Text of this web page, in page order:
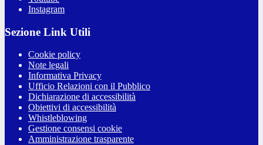
Instagram
Sezione Link Utili
Cookie policy
Note legali
Informativa Privacy
Ufficio Relazioni con il Pubblico
Dichiarazione di accessibilità
Obiettivi di accessibilità
Whistleblowing
Gestione consensi cookie
Amministrazione trasparente